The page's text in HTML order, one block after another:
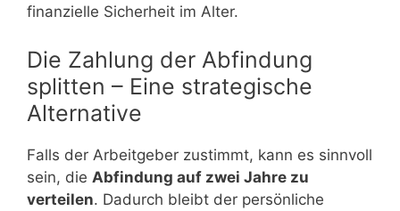
finanzielle Sicherheit im Alter.
Die Zahlung der Abfindung
splitten – Eine strategische
Alternative
Falls der Arbeitgeber zustimmt, kann es sinnvoll
sein, die Abfindung auf zwei Jahre zu
verteilen. Dadurch bleibt der persönliche